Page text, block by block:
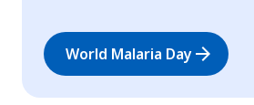
World Malaria Dayarrow_forward